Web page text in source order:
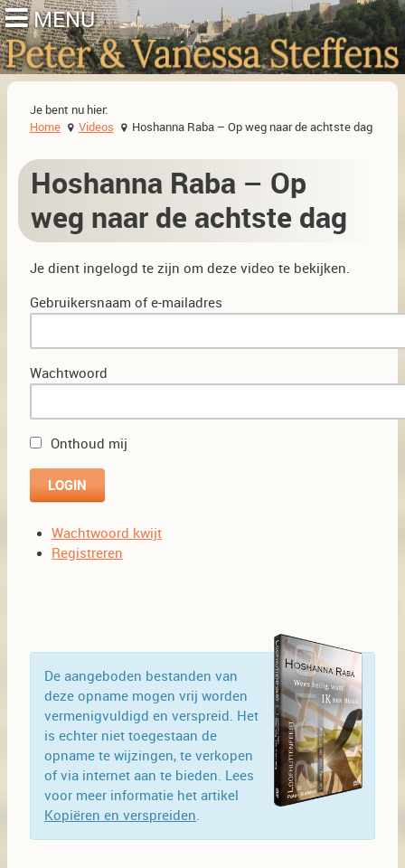
Je bent nu hier:
Home
Videos Hoshanna Raba – Op weg naar de achtste dag
Hoshanna Raba – Op
weg naar de achtste dag
Je dient ingelogd te zijn om deze video te bekijken.
Gebruikersnaam of e-mailadres
Wachtwoord
Onthoud mij
Wachtwoord kwijt
Registreren
De aangeboden bestanden van
deze opname mogen vrij worden
vermenigvuldigd en verspreid. Het
is echter niet toegestaan de
opname te wijzingen, te verkopen
of via internet aan te bieden. Lees
voor meer informatie het artikel
Kopiëren en verspreiden.